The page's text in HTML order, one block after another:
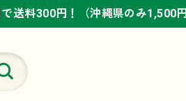
送料300円！（沖縄県のみ1,500
送料300円！（沖縄県のみ1,500
送料300円！（沖縄県のみ1,500